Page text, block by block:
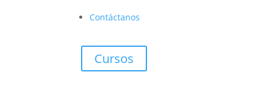
Contáctanos
Cursos